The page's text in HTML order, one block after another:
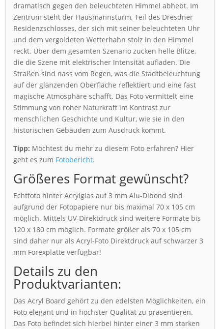
dramatisch gegen den beleuchteten Himmel abhebt. Im
Zentrum steht der Hausmannsturm, Teil des Dresdner
Residenzschlosses, der sich mit seiner beleuchteten Uhr
und dem vergoldeten Wetterhahn stolz in den Himmel
reckt. Über dem gesamten Szenario zucken helle Blitze,
die die Szene mit elektrischer Intensität aufladen. Die
Straßen sind nass vom Regen, was die Stadtbeleuchtung
auf der glänzenden Oberfläche reflektiert und eine fast
magische Atmosphäre schafft. Das Foto vermittelt eine
Stimmung von roher Naturkraft im Kontrast zur
menschlichen Geschichte und Kultur, wie sie in den
historischen Gebäuden zum Ausdruck kommt.
Tipp: Möchtest du mehr zu diesem Foto erfahren? Hier
geht es zum Fotobericht.
Größeres Format gewünscht?
Echtfoto hinter Acrylglas auf 3 mm Alu-Dibond sind
aufgrund der Fotopapiere nur bis maximal 70 x 105 cm
möglich. Mittels UV-Direktdruck sind weitere Formate bis
120 x 180 cm möglich. Formate größer als 70 x 105 cm
sind daher nur als Acryl-Foto Direktdruck auf schwarzer 3
mm Forexplatte verfügbar!
Details zu den
Produktvarianten:
Das Acryl Board gehört zu den edelsten Möglichkeiten, ein
Foto elegant und in höchster Qualität zu präsentieren.
Das Foto befindet sich hierbei hinter einer 3 mm starken